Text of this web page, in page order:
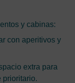
y cabinas:
con aperitivos y
extra para
prioritario.